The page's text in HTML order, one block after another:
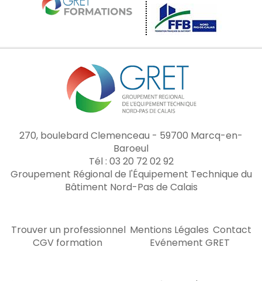
270, boulebard Clemenceau - 59700 Marcq-en-
Baroeul
Tél : 03 20 72 02 92
Groupement Régional de l'Équipement Technique du
Bâtiment Nord-Pas de Calais
Trouver un professionnel Mentions Légales Contact
CGV formation
Evénement GRET